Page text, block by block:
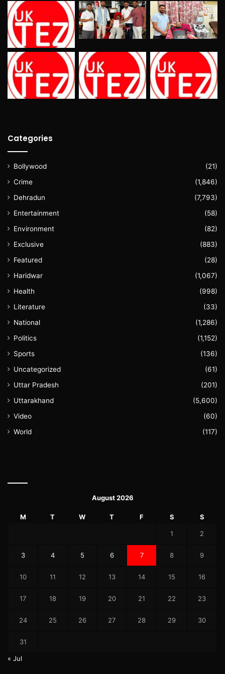
Categories
Bollywood
(21)
Crime
(1,846)
Dehradun
(7,793)
Entertainment
(58)
Environment
(82)
Exclusive
(883)
Featured
(28)
Haridwar
(1,067)
Health
(998)
Literature
(33)
National
(1,286)
Politics
(1,152)
Sports
(136)
Uncategorized
(61)
Uttar Pradesh
(201)
Uttarakhand
(5,600)
Video
(60)
World
(117)
August 2026
M T W T F S S
1 2
3 4 5 6 7 8 9
10 11 12 13 14 15 16
17 18 19 20 21 22 23
24 25 26 27 28 29 30
31
« Jul